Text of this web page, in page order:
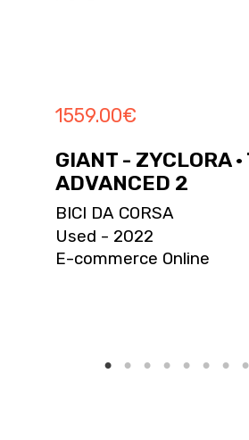
1559.00€
GIANT - ZYCLORA ·
ADVANCED 2
BICI DA CORSA
Used - 2022
E-commerce Online